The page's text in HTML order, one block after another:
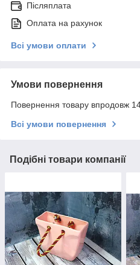
Післяплата
Оплата на рахунок
Всі умови оплати
Умови повернення
Повернення товару впродовж
Всі умови повернення
Подібні товари компанії